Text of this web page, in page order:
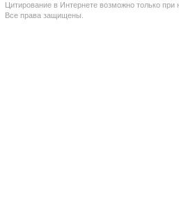
Цитирование в Интернете возможно только
Все права защищены.